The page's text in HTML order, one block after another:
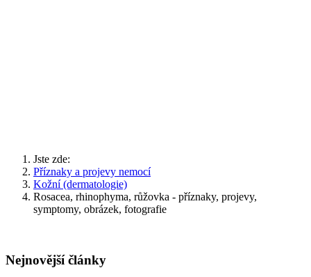
Jste zde:
Příznaky a projevy nemocí
Kožní (dermatologie)
Rosacea, rhinophyma, růžovka - příznaky, projevy,
symptomy, obrázek, fotografie
Nejnovější články